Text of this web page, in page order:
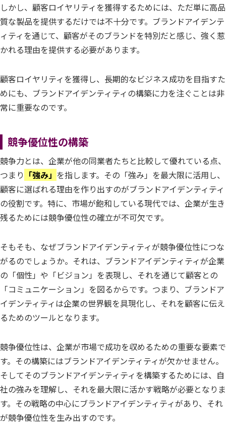
しかし、顧客ロイヤリティを獲得するためには、ただ単に高品
質な製品を提供するだけでは不十分です。ブランドアイデンテ
ィティを通じて、顧客がそのブランドを特別だと感じ、強く惹
かれる理由を提供する必要があります。
顧客ロイヤリティを獲得し、長期的なビジネス成功を目指すた
めにも、ブランドアイデンティティの構築に力を注ぐことは非
常に重要なのです。
競争優位性の構築
競争力とは、企業が他の同業者たちと比較して優れている点、
つまり 「強み」 を指します。その「強み」を最大限に活用し、
顧客に選ばれる理由を作り出すのがブランドアイデンティティ
の役割です。特に、市場が飽和している現代では、企業が生き
残るためには競争優位性の確立が不可欠です。
そもそも、なぜブランドアイデンティティが競争優位性につな
がるのでしょうか。それは、ブランドアイデンティティが企業
の「個性」や「ビジョン」を表現し、それを通じて顧客との
「コミュニケーション」を図るからです。つまり、ブランドア
イデンティティは企業の世界観を具現化し、それを顧客に伝え
るためのツールとなります。
競争優位性は、企業が市場で成功を収めるための重要な要素で
す。その構築にはブランドアイデンティティが欠かせません。
そしてそのブランドアイデンティティを構築するためには、自
社の強みを理解し、それを最大限に活かす戦略が必要となりま
す。その戦略の中心にブランドアイデンティティがあり、それ
が競争優位性を生み出すのです。